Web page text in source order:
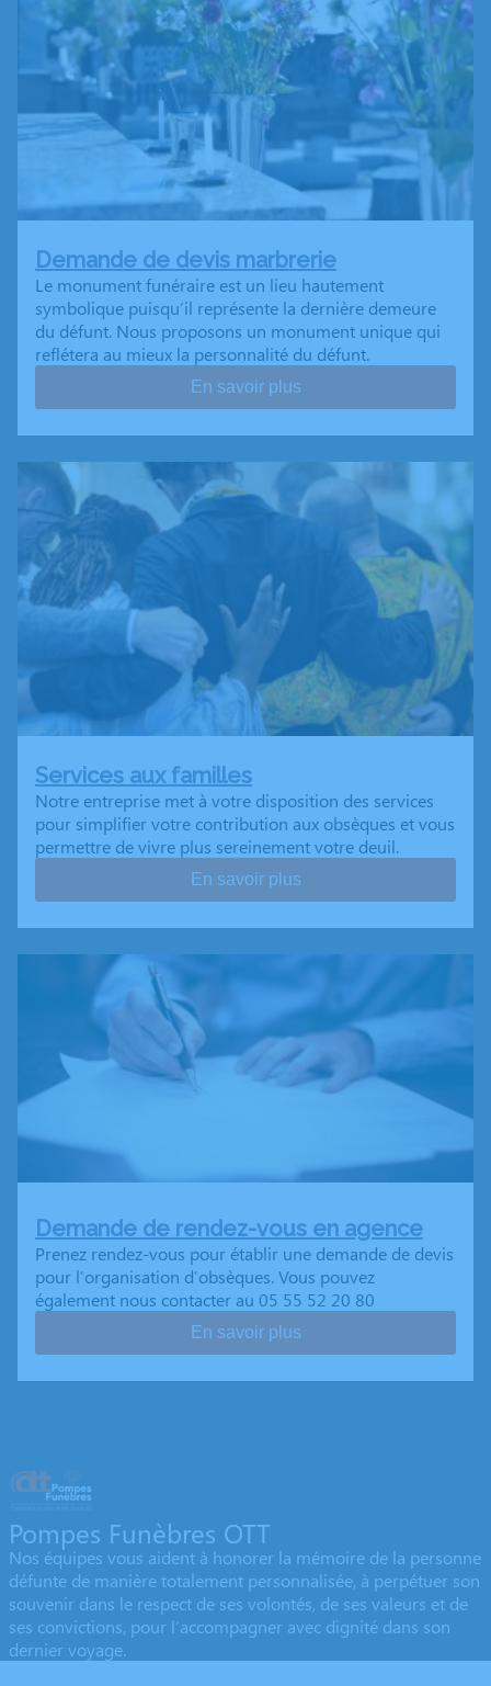
Demande de devis marbrerie
Le monument funéraire est un lieu hautement
symbolique puisqu’il représente la dernière demeure
du défunt. Nous proposons un monument unique qui
reflétera au mieux la personnalité du défunt.
En savoir plus
Services aux familles
Notre entreprise met à votre disposition des services
pour simplifier votre contribution aux obsèques et vous
permettre de vivre plus sereinement votre deuil.
En savoir plus
Demande de rendez-vous en agence
Prenez rendez-vous pour établir une demande de devis
pour l’organisation d’obsèques. Vous pouvez
également nous contacter au 05 55 52 20 80
En savoir plus
Pompes Funèbres OTT
Nos équipes vous aident à honorer la mémoire de la personne
défunte de manière totalement personnalisée, à perpétuer son
souvenir dans le respect de ses volontés, de ses valeurs et de
ses convictions, pour l’accompagner avec dignité dans son
dernier voyage.